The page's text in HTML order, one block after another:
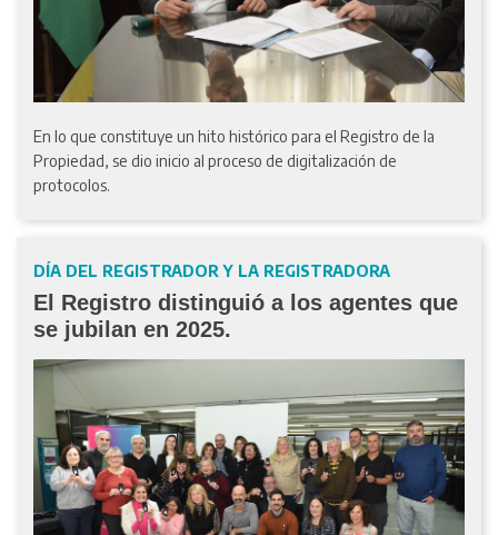
En lo que constituye un hito histórico para el Registro de la
Propiedad, se dio inicio al proceso de digitalización de
protocolos.
DÍA DEL REGISTRADOR Y LA REGISTRADORA
El Registro distinguió a los agentes que
se jubilan en 2025.